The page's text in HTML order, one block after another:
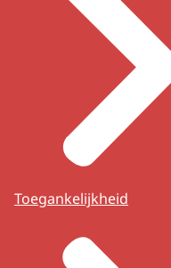
Toegankelijkheid